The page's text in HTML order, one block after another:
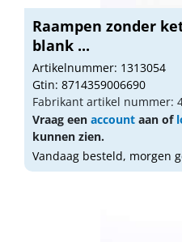
Raampen zonder
blank ...
Artikelnummer: 1313054
Gtin: 8714359006690
Fabrikant artikel nummer:
Vraag een account aan of
kunnen zien.
Vandaag besteld, morgen